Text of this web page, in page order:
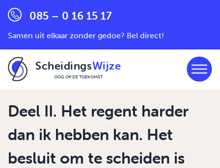
085 – 0 16 15 17
Samen uit elkaar zonder gedoe? Bel direct!
ScheidingsWijze
OOG OP DE TOEKOMST
Deel II. Het regent harder
dan ik hebben kan. Het
besluit om te scheiden is